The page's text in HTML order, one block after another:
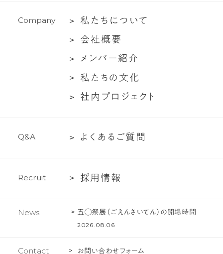
ア
対
談
Company
私
に
つ
私 た ち に つ いて
会
要
会社概要
メ
ー
メ ンバ ー紹介
私
文
私 た ちの 文化
社
ロ
ク
社 内 プロ ジ ェ ク ト
Q&A
よ
る
問
よ く あ る ご質 問
Recruit
採 採用 情報
News 五◯祭展（ごえんさいてん）の開場時間
2026.08.06
Contact お問い合わせフォーム